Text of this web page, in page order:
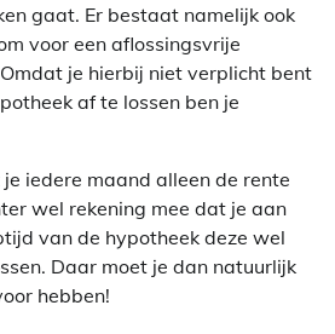
gaat. Er bestaat namelijk ook
voor een aflossingsvrije
je hierbij niet verplicht bent
af te lossen ben je
iedere maand alleen de rente
wel rekening mee dat je aan
van de hypotheek deze wel
Daar moet je dan natuurlijk
hebben!